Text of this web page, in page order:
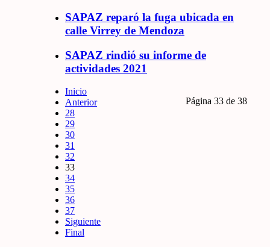
SAPAZ reparó la fuga ubicada en
calle Virrey de Mendoza
SAPAZ rindió su informe de
actividades 2021
Página 33 de 38
Inicio
Anterior
28
29
30
31
32
33
34
35
36
37
Siguiente
Final